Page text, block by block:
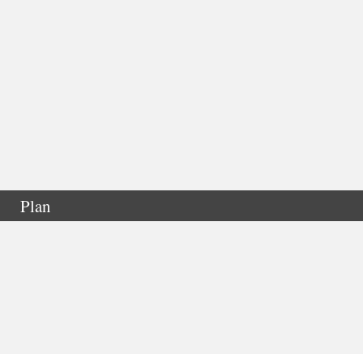
Plan